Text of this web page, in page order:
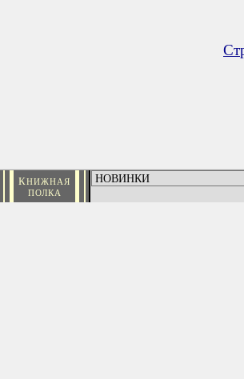
КНИЖНАЯ
ПОЛКА